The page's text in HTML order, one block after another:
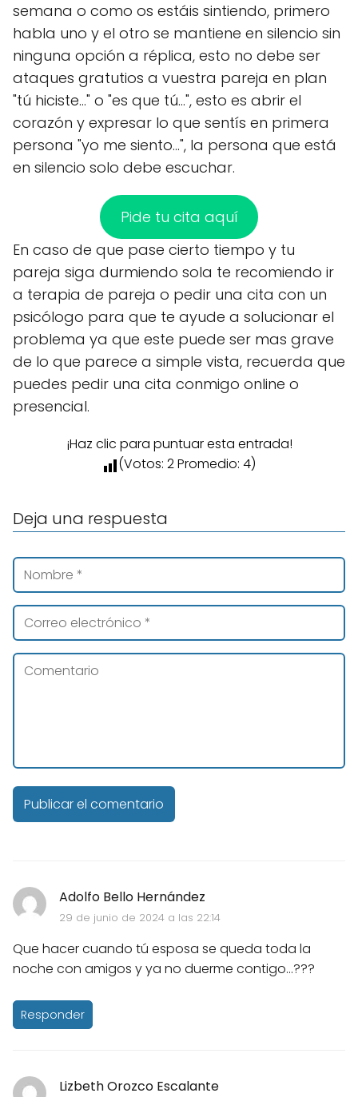
semana o como os estáis sintiendo, primero
habla uno y el otro se mantiene en silencio sin
ninguna opción a réplica, esto no debe ser
ataques gratutios a vuestra pareja en plan
"tú hiciste..." o "es que tú...", esto es abrir el
corazón y expresar lo que sentís en primera
persona "yo me siento...", la persona que está
en silencio solo debe escuchar.
Pide tu cita aquí
En caso de que pase cierto tiempo y tu
pareja siga durmiendo sola te recomiendo ir
a terapia de pareja o pedir una cita con un
psicólogo para que te ayude a solucionar el
problema ya que este puede ser mas grave
de lo que parece a simple vista, recuerda que
puedes pedir una cita conmigo online o
presencial.
¡Haz clic para puntuar esta entrada!
(Votos: 2Promedio: 4)
Adolfo Bello Hernández
29 de junio de 2024 a las 22:14
Que hacer cuando tú esposa se queda toda la
noche con amigos y ya no duerme contigo...???
Responder
Lizbeth Orozco Escalante
Deja una respuesta